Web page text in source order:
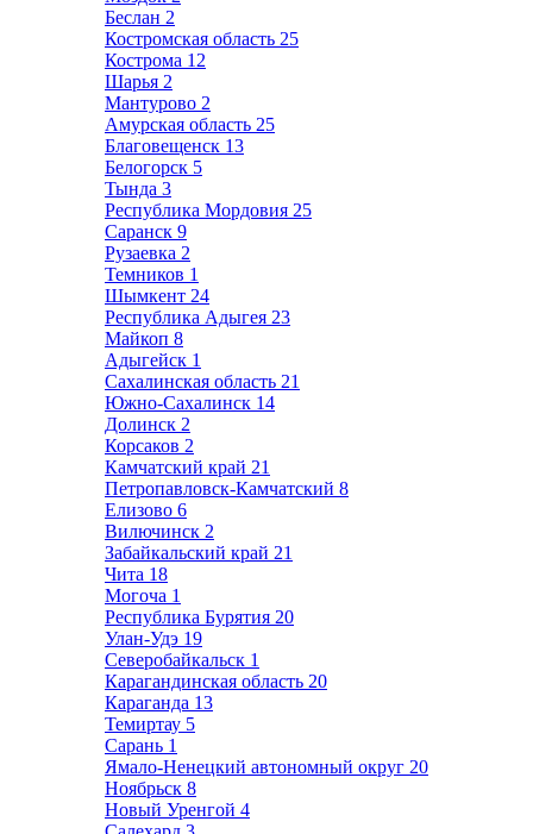
Беслан 2
Костромская область 25
Кострома 12
Шарья 2
Мантурово 2
Амурская область 25
Благовещенск 13
Белогорск 5
Тында 3
Республика Мордовия 25
Саранск 9
Рузаевка 2
Темников 1
Шымкент 24
Республика Адыгея 23
Майкоп 8
Адыгейск 1
Сахалинская область 21
Южно-Сахалинск 14
Долинск 2
Корсаков 2
Камчатский край 21
Петропавловск-Камчатский 8
Елизово 6
Вилючинск 2
Забайкальский край 21
Чита 18
Могоча 1
Республика Бурятия 20
Улан-Удэ 19
Северобайкальск 1
Карагандинская область 20
Караганда 13
Темиртау 5
Сарань 1
Ямало-Ненецкий автономный округ 20
Ноябрьск 8
Новый Уренгой 4